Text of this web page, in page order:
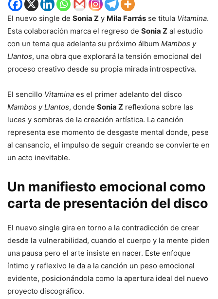
El nuevo single de Sonia Z y Mila Farrás se titula Vitamina.
Esta colaboración marca el regreso de Sonia Z al estudio
con un tema que adelanta su próximo álbum Mambos y
Llantos, una obra que explorará la tensión emocional del
proceso creativo desde su propia mirada introspectiva.
El sencillo Vitamina es el primer adelanto del disco
Mambos y Llantos, donde Sonia Z reflexiona sobre las
luces y sombras de la creación artística. La canción
representa ese momento de desgaste mental donde, pese
al cansancio, el impulso de seguir creando se convierte en
un acto inevitable.
Un manifiesto emocional como
carta de presentación del disco
El nuevo single gira en torno a la contradicción de crear
desde la vulnerabilidad, cuando el cuerpo y la mente piden
una pausa pero el arte insiste en nacer. Este enfoque
íntimo y reflexivo le da a la canción un peso emocional
evidente, posicionándola como la apertura ideal del nuevo
proyecto discográfico.